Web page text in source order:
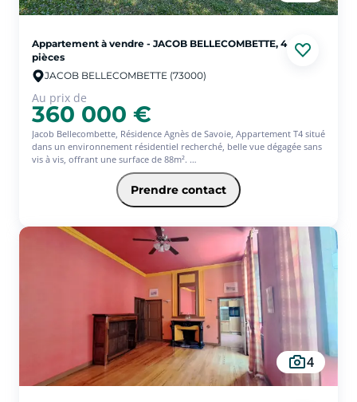
Appartement à vendre - JACOB BELLECOMBETTE, 4
pièces
JACOB BELLECOMBETTE (73000)
Au prix de
360 000 €
Jacob Bellecombette, Résidence Agnès de Savoie, Appartement T4 situé
dans un environnement résidentiel recherché, belle vue dégagée sans
vis à vis, offrant une surface de 88m².
Situé en rez de jardin avec terrasse, il se compose d'une belle pièce de
vie lumineuse avec cuisine équipée ouverte, de 3 chambres, d'une
salle de bains et de WC séparés.
En annexes : garage, place de parking privative et une cave.
de vie agréable, à proximité des commodités. Chauffage et eau chaude
dans les charges.
Prendre contact
4